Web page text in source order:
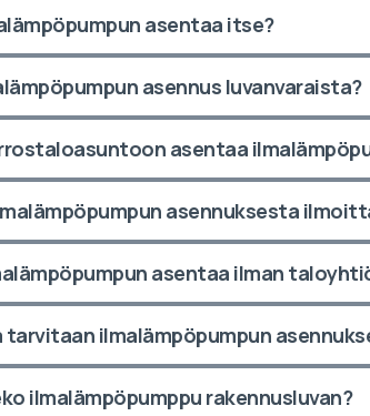
asentaa itse?
asennus luvanvaraista?
asentaa
asennuksesta
asentaa ilman
tarvitaan ilmalämpöpumpun
ilmalämpöpumppu rakennusluvan?